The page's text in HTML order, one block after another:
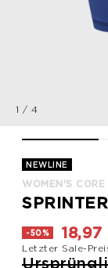
1 / 4
NEWLINE
WOMEN'S CORE
-50%
Letzter Sale-
Preis